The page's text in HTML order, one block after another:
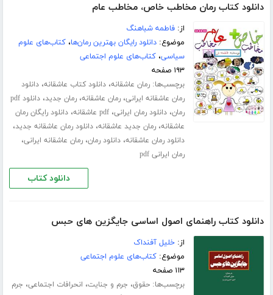
دانلود کتاب رمان مخاطب خاص، مخاطب عام
از:فاطمه شباهنگ
موضوع:دانلود رایگان بهترین رمان‌ها،کتاب‌های علوم
سیاسی،کتاب‌های علوم اجتماعی
۱۹۳ صفحه
برچسب‌ها:رمان عاشقانه،دانلود کتاب عاشقانه،دانلود
رمان عاشقانه ایرانی،رمان عاشقانه،رمان جدید،
دانلود pdf
رمان،دانلود رمان ایرانی،pdf عاشقانه ،دانلود رایگان رمان
عاشقانه،رمان جدید عاشقانه،دانلود رمان عاشقانه جدید،
دانلود رمان عاشقانه،دانلود رمان،رمان عاشقانه ایرانی،
رمان ایرانی pdf
دانلود کتاب
دانلود کتاب راهنمای اصول اساسی جایگزین های حبس
از:خلیل آفنداک
موضوع:کتاب‌های علوم اجتماعی
۱۱۳ صفحه
برچسب‌ها:حقوق، جرم و جنایت، انحرافات اجتماعی، جرم